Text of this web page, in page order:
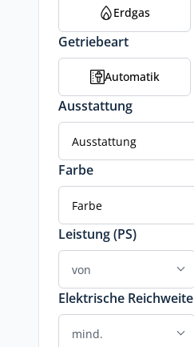
Erdgas
Getriebeart
Automatik
Ausstattung
Ausstattung
Farbe
Farbe
Leistung (PS)
Elektrische Reichweite